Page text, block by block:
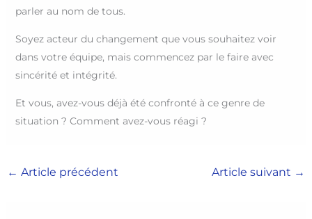
parler au nom de tous.
Soyez acteur du changement que vous souhaitez voir
dans votre équipe, mais commencez par le faire avec
sincérité et intégrité.
Et vous, avez-vous déjà été confronté à ce genre de
situation ? Comment avez-vous réagi ?
← Article précédent Article suivant →